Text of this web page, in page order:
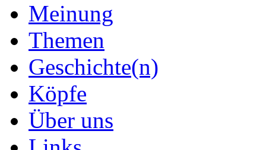
Meinung
Themen
Geschichte(n)
Köpfe
Über uns